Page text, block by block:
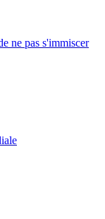
ne pas s'immiscer